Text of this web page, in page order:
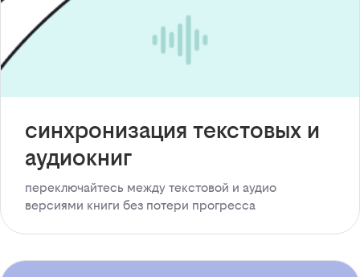
синхронизация текстовых и
аудиокниг
переключайтесь между текстовой и аудио
версиями книги без потери прогресса